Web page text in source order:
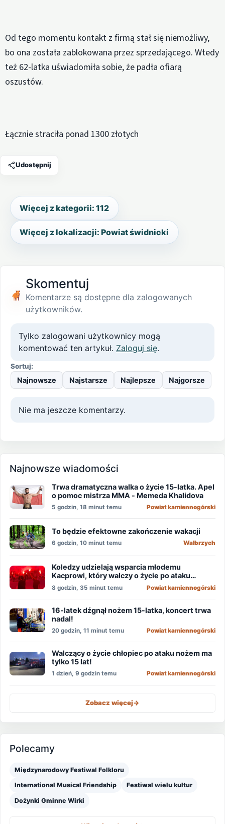
Od tego momentu kontakt z firmą stał się niemożliwy,
bo ona została zablokowana przez sprzedającego. Wtedy
też 62-latka uświadomiła sobie, że padła ofiarą
oszustów.
Łącznie straciła ponad 1300 złotych
Udostępnij
Więcej z kategorii: 112
Więcej z lokalizacji: Powiat świdnicki
Skomentuj
Komentarze są dostępne dla zalogowanych
użytkowników.
Tylko zalogowani użytkownicy mogą
komentować ten artykuł. Zaloguj się.
Sortuj:
Najnowsze Najstarsze Najlepsze Najgorsze
Nie ma jeszcze komentarzy.
Najnowsze wiadomości
Trwa dramatyczna walka o życie 15-latka. Apel
o pomoc mistrza MMA - Memeda Khalidova
5 godzin, 18 minut temu Powiat kamiennogórski
To będzie efektowne zakończenie wakacji
6 godzin, 10 minut temu Wałbrzych
Koledzy udzielają wsparcia młodemu
Kacprowi, który walczy o życie po ataku
nożownika!
8 godzin, 35 minut temu Powiat kamiennogórski
16-latek dźgnął nożem 15-latka, koncert trwa
nadal!
20 godzin, 11 minut temu Powiat kamiennogórski
Walczący o życie chłopiec po ataku nożem ma
tylko 15 lat!
1 dzień, 9 godzin temu Powiat kamiennogórski
Zobacz więcej->
Polecamy
Międzynarodowy Festiwal Folkloru
International Musical Friendship Festiwal wielu kultur
Dożynki Gminne Wirki